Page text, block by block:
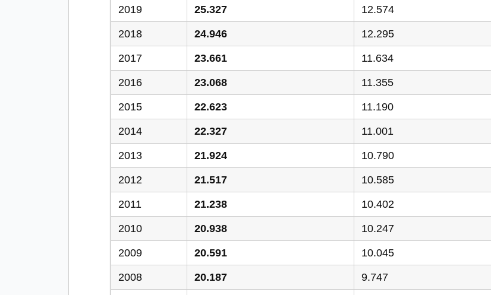
2019 25.327 12.574
2018 24.946 12.295
2017 23.661 11.634
2016 23.068 11.355
2015 22.623 11.190
2014 22.327 11.001
2013 21.924 10.790
2012 21.517 10.585
2011 21.238 10.402
2010 20.938 10.247
2009 20.591 10.045
2008 20.187 9.747